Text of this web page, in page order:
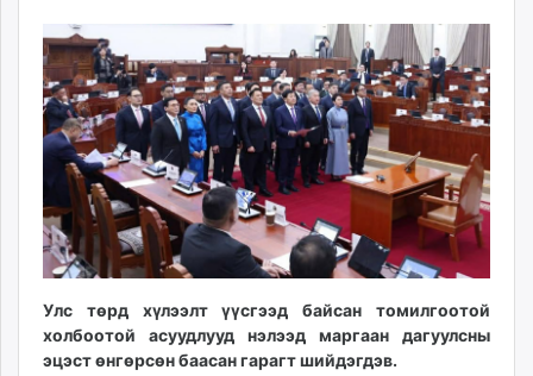
Baabar.mn
tovch.mn
ikon.mn
mnb.mn
Livetv.mn
Eguur.mn
24tsag.mn
shuud.mn
eagle.mn
ergelt.mn
zarig.mn
today.mn
Улс төрд хүлээлт үүсгээд байсан томилгоотой
холбоотой асуудлууд нэлээд маргаан дагуулсны
эцэст өнгөрсөн баасан гарагт шийдэгдэв.